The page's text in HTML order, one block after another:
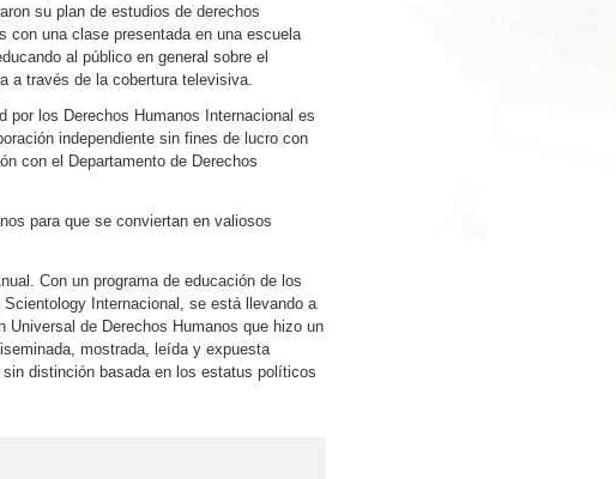
su plan de estudios de derechos
con una clase presentada en una escuela
al público en general sobre el
a través de la cobertura televisiva.
por los Derechos Humanos Internacional es
independiente sin fines de lucro con
con el Departamento de Derechos
para que se conviertan en valiosos
Con un programa de educación de los
Internacional, se está llevando a
de Derechos Humanos que hizo un
mostrada, leída y expuesta
distinción basada en los estatus políticos